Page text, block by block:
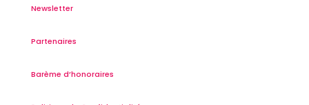
Newsletter
Partenaires
Barème d’honoraires